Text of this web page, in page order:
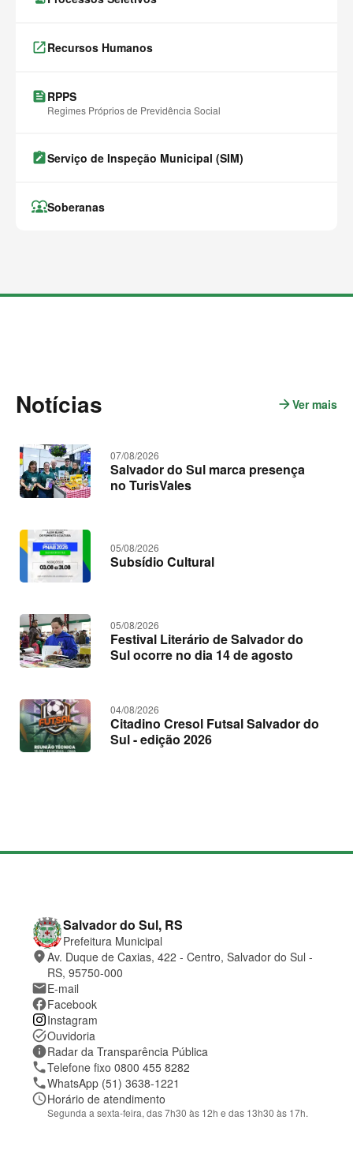
launchRecursos Humanos
feedRPPS
Regimes Próprios de Previdência Social
note_altServiço de Inspeção Municipal (SIM)
diversity_1Soberanas
M
Notícias arrow_forwardVer mais
07/08/2026
Salvador do Sul marca presença
no TurisVales
05/08/2026
Subsídio Cultural
05/08/2026
Festival Literário de Salvador do
Sul ocorre no dia 14 de agosto
04/08/2026
Citadino Cresol Futsal Salvador do
Sul - edição 2026
M
C
o
n
t
t
o
e
l
o
c
a
l
i
z
Salvador do Sul, RS
Prefeitura Municipal
placeAv. Duque de Caxias, 422 - Centro, Salvador do Sul -
RS, 95750-000
mailE-mail
facebookFacebook
Instagram
task_altOuvidoria
information
Radar da Transparência Pública
phoneTelefone fixo 0800 455 8282
phoneWhatsApp (51) 3638-1221
scheduleHorário de atendimento
Segunda a sexta-feira, das 7h30 às 12h e das 13h30 às 17h.